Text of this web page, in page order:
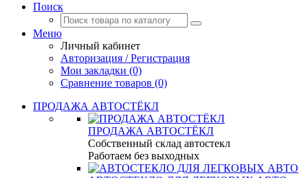
Поиск
Меню
Личный кабинет
Авторизация / Регистрация
Мои закладки (0)
Сравнение товаров (0)
ПРОДАЖА АВТОСТЁКЛ
ПРОДАЖА АВТОСТЁКЛ
Собственный склад автостекл
Работаем без выходных